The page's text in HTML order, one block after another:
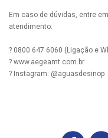
Em caso de dúvidas, entre
atendimento:
? 0800 647 6060 (Ligação e
? www.aegeamt.com.br
? Instagram: @aguasdesinop